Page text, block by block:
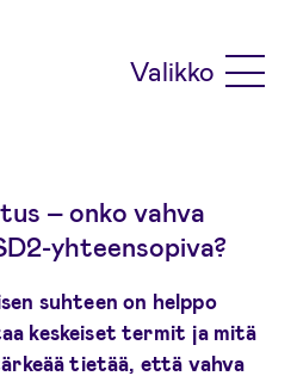
Valikko
– onko vahva
yhteensopiva?
suhteen on helppo
keskeiset termit ja mitä
tietää, että vahva